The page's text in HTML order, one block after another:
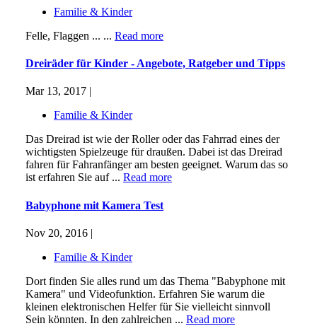
Familie & Kinder
Felle, Flaggen ... ... Read more
Dreiräder für Kinder - Angebote, Ratgeber und Tipps
Mar 13, 2017 |
Familie & Kinder
Das Dreirad ist wie der Roller oder das Fahrrad eines der
wichtigsten Spielzeuge für draußen. Dabei ist das Dreirad
fahren für Fahranfänger am besten geeignet. Warum das so
ist erfahren Sie auf ... Read more
Babyphone mit Kamera Test
Nov 20, 2016 |
Familie & Kinder
Dort finden Sie alles rund um das Thema "Babyphone mit
Kamera" und Videofunktion. Erfahren Sie warum die
kleinen elektronischen Helfer für Sie vielleicht sinnvoll
Sein könnten. In den zahlreichen ... Read more